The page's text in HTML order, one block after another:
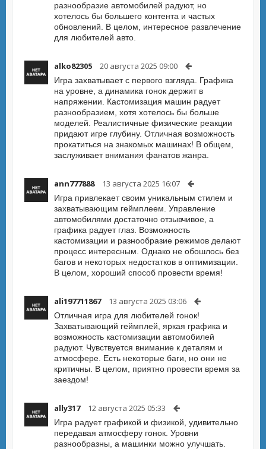
разнообразие автомобилей радуют, но
хотелось бы большего контента и частых
обновлений. В целом, интересное развлечение
для любителей авто.
alko82305 20 августа 2025 09:00
Игра захватывает с первого взгляда. Графика
на уровне, а динамика гонок держит в
напряжении. Кастомизация машин радует
разнообразием, хотя хотелось бы больше
моделей. Реалистичные физические реакции
придают игре глубину. Отличная возможность
прокатиться на знакомых машинах! В общем,
заслуживает внимания фанатов жанра.
ann777888 13 августа 2025 16:07
Игра привлекает своим уникальным стилем и
захватывающим геймплеем. Управление
автомобилями достаточно отзывчивое, а
графика радует глаз. Возможность
кастомизации и разнообразие режимов делают
процесс интересным. Однако не обошлось без
багов и некоторых недостатков в оптимизации.
В целом, хороший способ провести время!
ali197711867 13 августа 2025 03:06
Отличная игра для любителей гонок!
Захватывающий геймплей, яркая графика и
возможность кастомизации автомобилей
радуют. Чувствуется внимание к деталям и
атмосфере. Есть некоторые баги, но они не
критичны. В целом, приятно провести время за
заездом!
ally317 12 августа 2025 05:33
Игра радует графикой и физикой, удивительно
передавая атмосферу гонок. Уровни
разнообразны, а машинки можно улучшать.